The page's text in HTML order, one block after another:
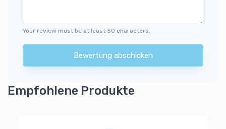
Your review must be at least 50 characters.
Bewertung abschicken
Empfohlene Produkte